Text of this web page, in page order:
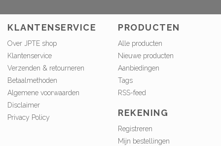
KLANTENSERVICE
Over JPTE shop
Klantenservice
Verzenden & retourneren
Betaalmethoden
Algemene voorwaarden
Disclaimer
Privacy Policy
PRODUCTEN
Alle producten
Nieuwe producten
Aanbiedingen
Tags
RSS-feed
REKENING
Registreren
Mijn bestellingen